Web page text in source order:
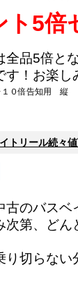
ト5倍
全品5倍と
！ お楽し
トリール続々値
古のバスベ
次第、どん
り切らない